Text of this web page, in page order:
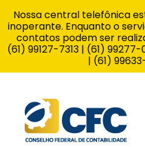
Nossa central telefônica
inoperante. Enquanto o
contatos podem ser
(61) 99127-7313 | (61)
| (61)